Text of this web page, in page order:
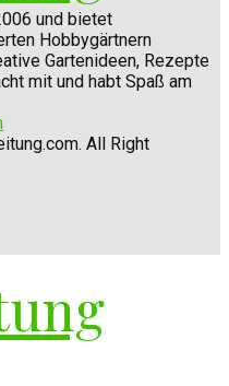
und bietet
Hobbygärtnern
Gartenideen, Rezepte
mit und habt Spaß am
All Right